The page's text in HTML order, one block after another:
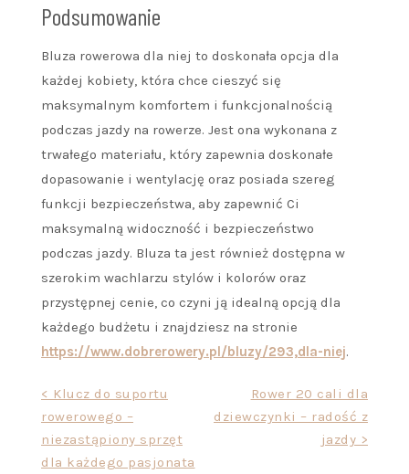
Podsumowanie
Bluza rowerowa dla niej to doskonała opcja dla
każdej kobiety, która chce cieszyć się
maksymalnym komfortem i funkcjonalnością
podczas jazdy na rowerze. Jest ona wykonana z
trwałego materiału, który zapewnia doskonałe
dopasowanie i wentylację oraz posiada szereg
funkcji bezpieczeństwa, aby zapewnić Ci
maksymalną widoczność i bezpieczeństwo
podczas jazdy. Bluza ta jest również dostępna w
szerokim wachlarzu stylów i kolorów oraz
przystępnej cenie, co czyni ją idealną opcją dla
każdego budżetu i znajdziesz na stronie
https://www.dobrerowery.pl/bluzy/293,dla-niej.
Nawigacja
wpisu
< Klucz do suportu
rowerowego –
niezastąpiony sprzęt
dla każdego pasjonata
Rower 20 cali dla
dziewczynki – radość z
jazdy >